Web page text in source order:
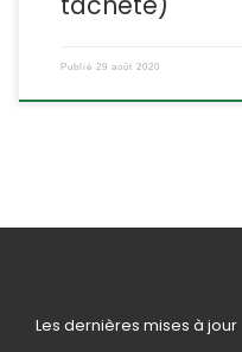
Publié 29 août 2020
Les dernières mises à jour